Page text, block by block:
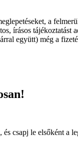
a
írásos tájékoztatást
együtt) még a
és csapj le elsőként a